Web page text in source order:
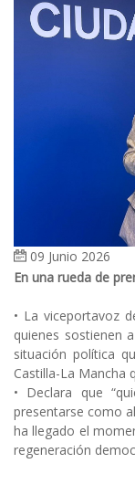
09 Junio 2026
En una rueda de
• La viceportavoz
quienes sostienen
situación política
Castilla-La Mancha
• Declara que
presentarse como
ha llegado el
regeneración